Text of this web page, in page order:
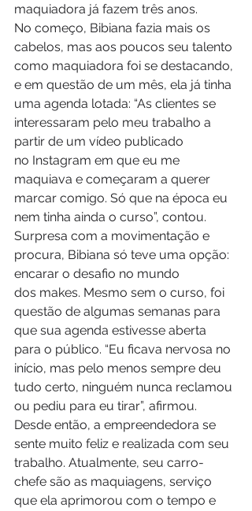
maquiadora já fazem três anos.
No começo, Bibiana fazia mais os
cabelos, mas aos poucos seu talento
como maquiadora foi se destacando,
e em questão de um mês, ela já tinha
uma agenda lotada: “As clientes se
interessaram pelo meu trabalho a
partir de um vídeo publicado
no Instagram em que eu me
maquiava e começaram a querer
marcar comigo. Só que na época eu
nem tinha ainda o curso”, contou.
Surpresa com a movimentação e
procura, Bibiana só teve uma opção:
encarar o desafio no mundo
dos makes. Mesmo sem o curso, foi
questão de algumas semanas para
que sua agenda estivesse aberta
para o público. “Eu ficava nervosa no
início, mas pelo menos sempre deu
tudo certo, ninguém nunca reclamou
ou pediu para eu tirar”, afirmou.
Desde então, a empreendedora se
sente muito feliz e realizada com seu
trabalho. Atualmente, seu carro-
chefe são as maquiagens, serviço
que ela aprimorou com o tempo e